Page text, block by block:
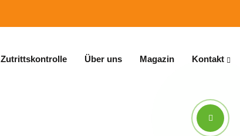
Zutrittskontrolle Über uns Magazin Kontakt